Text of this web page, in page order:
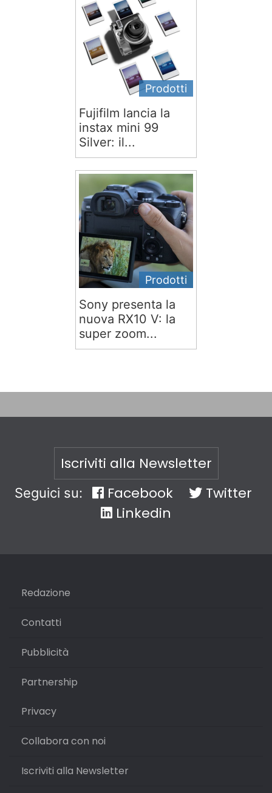
Prodotti
Fujifilm lancia la
instax mini 99
Silver: il...
Prodotti
Sony presenta la
nuova RX10 V: la
super zoom...
Iscriviti alla Newsletter
Seguici su: Facebook
Twitter
Linkedin
Redazione
Contatti
Pubblicità
Partnership
Privacy
Collabora con noi
Iscriviti alla Newsletter